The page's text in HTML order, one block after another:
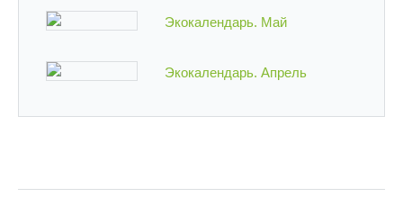
Экокалендарь. Май
Экокалендарь. Апрель